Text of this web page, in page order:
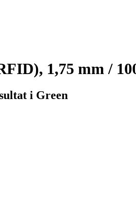
1,75 mm /
i Green